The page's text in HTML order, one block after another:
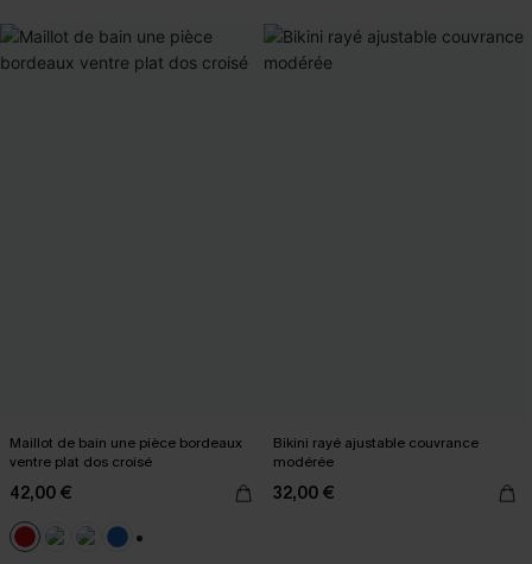
Maillot de bain une pièce bordeaux
ventre plat dos croisé
42,00 €
Bikini rayé ajustable couvrance
modérée
32,00 €